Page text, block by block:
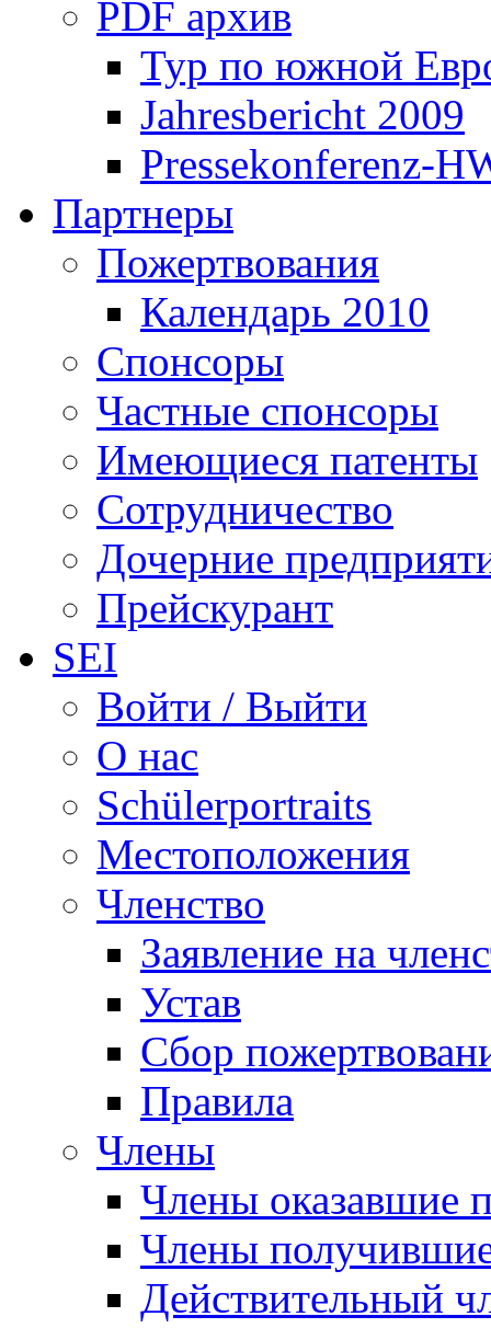
PDF архив
Тур по южной
Jahresbericht 2009
Pressekonferenz-
Партнеры
Пожертвования
Календарь 2010
Спонсоры
Частные спонсоры
Имеющиеся патенты
Сотрудничество
Дочерние
Прейскурант
SEI
Войти / Выйти
О нас
Schülerportraits
Местоположения
Членство
Заявление на
Устав
Сбор
Правила
Члены
Члены оказавшие
Члены
Действительный